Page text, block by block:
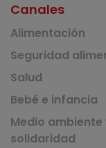
Canales
Alimentación
Seguridad
Salud
Bebé e infancia
Medio ambiente
solidaridad